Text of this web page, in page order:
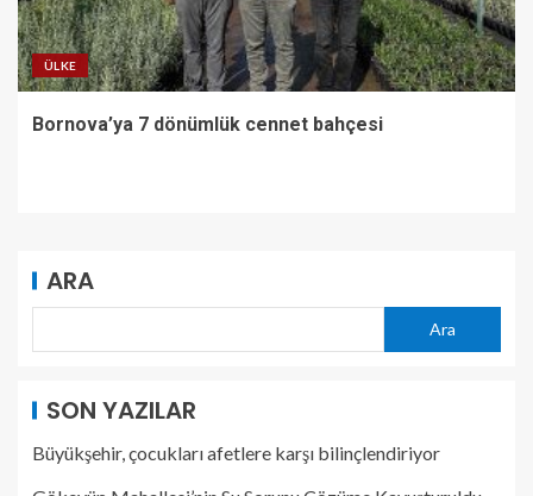
ÜLKE
Bornova’ya 7 dönümlük cennet bahçesi
ARA
Ara
SON YAZILAR
Büyükşehir, çocukları afetlere karşı bilinçlendiriyor